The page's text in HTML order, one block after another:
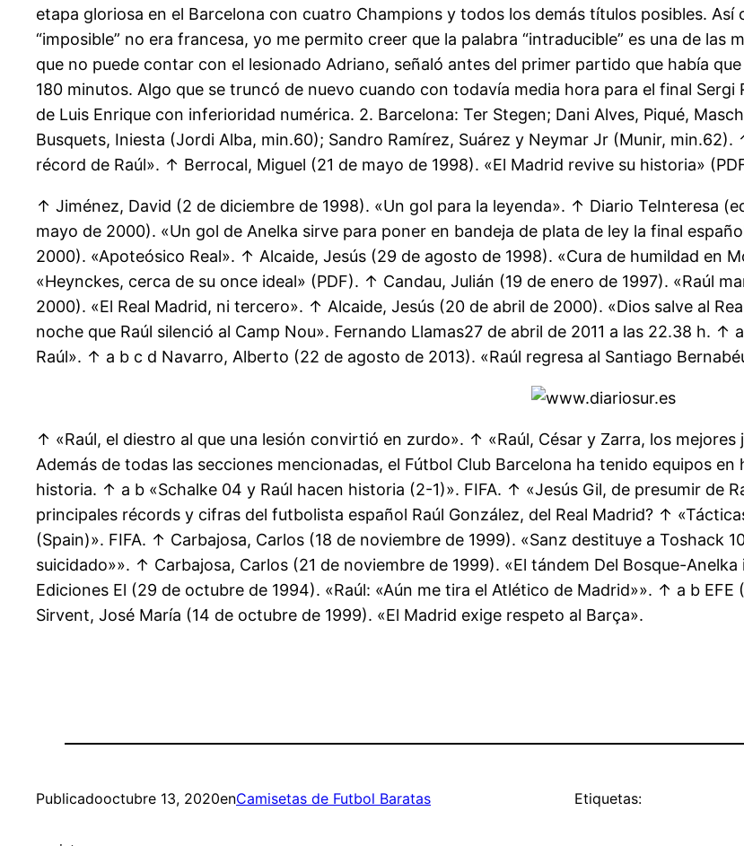
etapa gloriosa en el Barcelona con cuatro Champions y todos los demás títulos posibles.
“imposible” no era francesa, yo me permito creer que la palabra “intraducible” es una de
que no puede contar con el lesionado Adriano, señaló antes del primer partido que había
180 minutos. Algo que se truncó de nuevo cuando con todavía media hora para el final
de Luis Enrique con inferioridad numérica. 2. Barcelona: Ter Stegen; Dani Alves, Piqué,
Busquets, Iniesta (Jordi Alba, min.60); Sandro Ramírez, Suárez y Neymar Jr (Munir,
récord de Raúl». ↑ Berrocal, Miguel (21 de mayo de 1998). «El Madrid revive su historia»
↑ Jiménez, David (2 de diciembre de 1998). «Un gol para la leyenda». ↑ Diario TeInteresa
mayo de 2000). «Un gol de Anelka sirve para poner en bandeja de plata de ley la final
2000). «Apoteósico Real». ↑ Alcaide, Jesús (29 de agosto de 1998). «Cura de humildad en
«Heynckes, cerca de su once ideal» (PDF). ↑ Candau, Julián (19 de enero de 1997). «Raúl
2000). «El Real Madrid, ni tercero». ↑ Alcaide, Jesús (20 de abril de 2000). «Dios salve al
noche que Raúl silenció al Camp Nou». Fernando Llamas27 de abril de 2011 a las 22.38 h. ↑
Raúl». ↑ a b c d Navarro, Alberto (22 de agosto de 2013). «Raúl regresa al Santiago
↑ «Raúl, el diestro al que una lesión convirtió en zurdo». ↑ «Raúl, César y Zarra, los mejores
Además de todas las secciones mencionadas, el Fútbol Club Barcelona ha tenido equipos
historia. ↑ a b «Schalke 04 y Raúl hacen historia (2-1)». FIFA. ↑ «Jesús Gil, de presumir de
principales récords y cifras del futbolista español Raúl González, del Real Madrid? ↑
(Spain)». FIFA. ↑ Carbajosa, Carlos (18 de noviembre de 1999). «Sanz destituye a Toshack
suicidado»». ↑ Carbajosa, Carlos (21 de noviembre de 1999). «El tándem Del Bosque-
Ediciones El (29 de octubre de 1994). «Raúl: «Aún me tira el Atlético de Madrid»». ↑ a b
Sirvent, José María (14 de octubre de 1999). «El Madrid exige respeto al Barça».
Publicadooctubre 13, 2020enCamisetas de Futbol Baratas Etiquetas: